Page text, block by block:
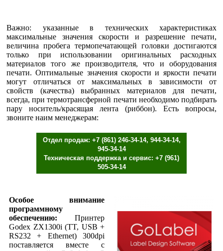
Важно: указанные в технических характеристиках
максимальные значения скорости и разрешение печати,
величина пробега термопечатающей головки достигаются
только при использовании оригинальных расходных
материалов того же производителя, что и оборудования
печати. Оптимальные значения скорости и яркости печати
могут отличаться от максимальных в зависимости от
свойств (качества) выбранных материалов для печати,
всегда, при термотрансферной печати необходимо подбирать
пару носитель/красящая лента (риббон). Есть вопросы,
звоните наим менеджерам:
Отдел продаж: +7 (861) 246-34-14, 944-34-14,
945-34-14
Техническая поддержка и сервис: +7 (961)
505-34-14
Особое внимание
программному
обеспечению: Принтер
Godex ZX1300i (TT, USB +
RS232 + Ethernet) 300dpi
поставляется вместе с